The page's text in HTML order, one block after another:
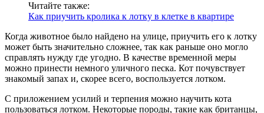
Читайте также:
Как приучить кролика к лотку в клетке в квартире
Когда животное было найдено на улице, приучить его к лотку
может быть значительно сложнее, так как раньше оно могло
справлять нужду где угодно. В качестве временной меры
можно принести немного уличного песка. Кот почувствует
знакомый запах и, скорее всего, воспользуется лотком.
С приложением усилий и терпения можно научить кота
пользоваться лотком. Некоторые породы, такие как британцы,